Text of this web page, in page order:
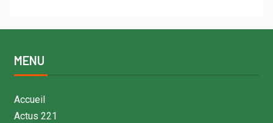
MENU
Accueil
Actus 221